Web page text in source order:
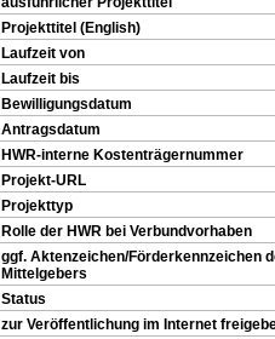
Projekttitel (English)
Laufzeit von
Laufzeit bis
Bewilligungsdatum
Antragsdatum
HWR-interne Kostenträgernummer
Projekt-URL
Projekttyp
Rolle der HWR bei Verbundvorhaben
ggf. Aktenzeichen/Förderkennzeichen
Mittelgebers
Status
zur Veröffentlichung im Internet